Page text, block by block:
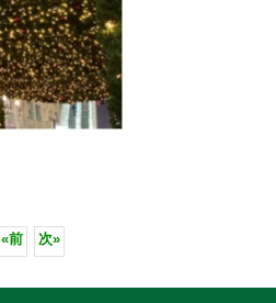
«前 次»